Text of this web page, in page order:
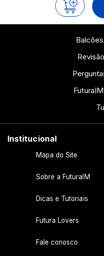
Institucional
Mapa do Site
Sobre a FuturaIM
Dicas e Tutoriais
Futura Lovers
Fale conosco